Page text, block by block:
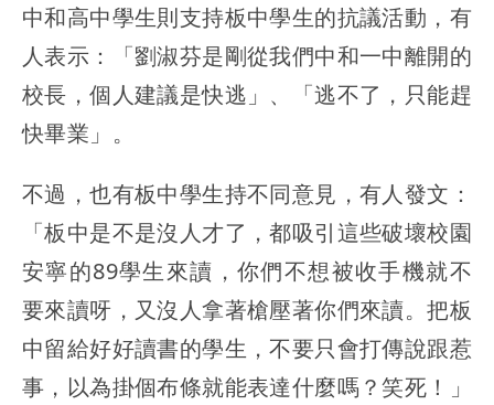
中和高中學生則支持板中學生的抗議活動，有
人表示：「劉淑芬是剛從我們中和一中離開的
校長，個人建議是快逃」、「逃不了，只能趕
快畢業」。
不過，也有板中學生持不同意見，有人發文：
「板中是不是沒人才了，都吸引這些破壞校園
安寧的89學生來讀，你們不想被收手機就不
要來讀呀，又沒人拿著槍壓著你們來讀。把板
中留給好好讀書的學生，不要只會打傳說跟惹
事，以為掛個布條就能表達什麼嗎？笑死！」